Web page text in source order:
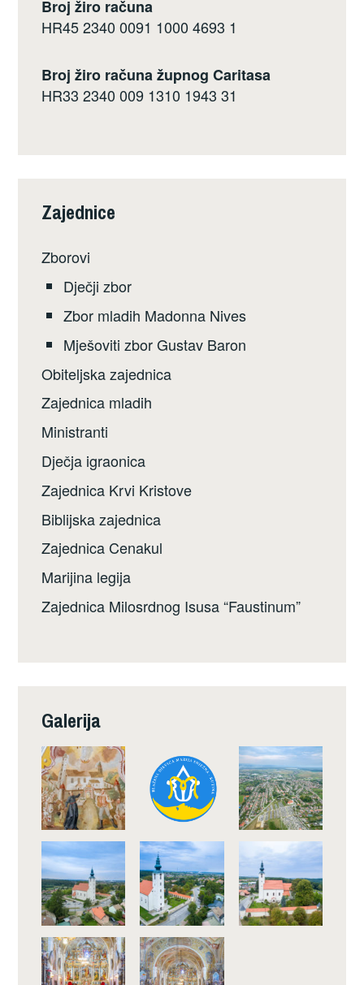
Broj žiro računa
HR45 2340 0091 1000 4693 1
Broj žiro računa župnog Caritasa
HR33 2340 009 1310 1943 31
Zajednice
Zborovi
Dječji zbor
Zbor mladih Madonna Nives
Mješoviti zbor Gustav Baron
Obiteljska zajednica
Zajednica mladih
Ministranti
Dječja igraonica
Zajednica Krvi Kristove
Biblijska zajednica
Zajednica Cenakul
Marijina legija
Zajednica Milosrdnog Isusa “Faustinum”
Galerija